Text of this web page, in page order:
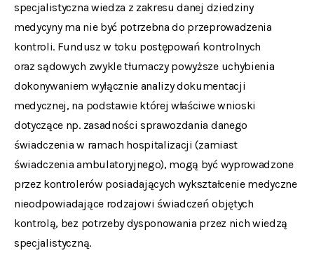
specjalistyczna wiedza z zakresu danej dziedziny
medycyny ma nie być potrzebna do przeprowadzenia
kontroli. Fundusz w toku postępowań kontrolnych
oraz sądowych zwykle tłumaczy powyższe uchybienia
dokonywaniem wyłącznie analizy dokumentacji
medycznej, na podstawie której właściwe wnioski
dotyczące np. zasadności sprawozdania danego
świadczenia w ramach hospitalizacji (zamiast
świadczenia ambulatoryjnego), mogą być wyprowadzone
przez kontrolerów posiadających wykształcenie medyczne
nieodpowiadające rodzajowi świadczeń objętych
kontrolą, bez potrzeby dysponowania przez nich wiedzą
specjalistyczną.